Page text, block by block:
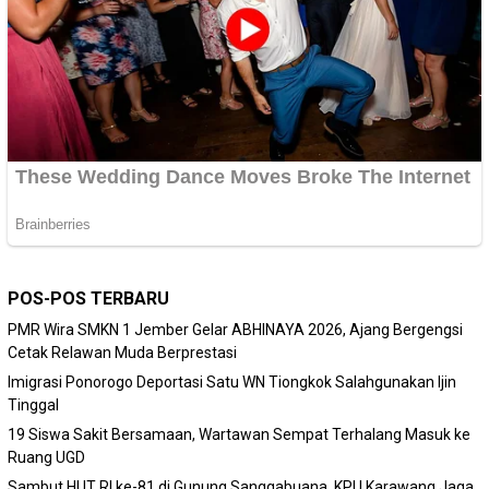
POS-POS TERBARU
PMR Wira SMKN 1 Jember Gelar ABHINAYA 2026, Ajang Bergengsi
Cetak Relawan Muda Berprestasi
Imigrasi Ponorogo Deportasi Satu WN Tiongkok Salahgunakan Ijin
Tinggal
19 Siswa Sakit Bersamaan, Wartawan Sempat Terhalang Masuk ke
Ruang UGD